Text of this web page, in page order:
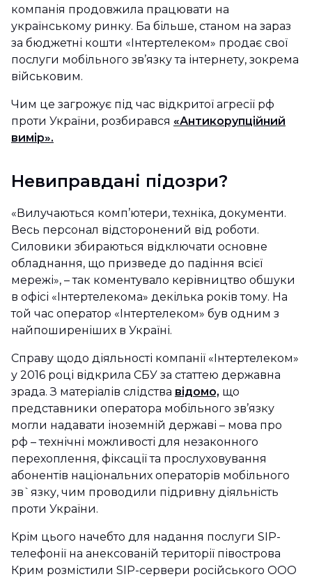
компанія продовжила працювати на
українському ринку. Ба більше, станом на зараз
за бюджетні кошти «Інтертелеком» продає свої
послуги мобільного зв’язку та інтернету, зокрема
військовим.
Чим це загрожує під час відкритої агресії рф
проти України, розбирався «Антикорупційний
вимір».
Невиправдані підозри?
«Вилучаються комп’ютери, техніка, документи.
Весь персонал відсторонений від роботи.
Силовики збираються відключати основне
обладнання, що призведе до падіння всієї
мережі», – так коментувало керівництво обшуки
в офісі «Інтертелекома» декілька років тому. На
той час оператор «Інтертелеком» був одним з
найпоширеніших в Україні.
Справу щодо діяльності компанії «Інтертелеком»
у 2016 році відкрила СБУ за статтею державна
зрада. З матеріалів слідства відомо, що
представники оператора мобільного зв’язку
могли надавати іноземній державі – мова про
рф – технічні можливості для незаконного
перехоплення, фіксації та прослуховування
абонентів національних операторів мобільного
зв`язку, чим проводили підривну діяльність
проти України.
Крім цього начебто для надання послуги SIP-
телефонії на анексованій території півострова
Крим розмістили SIP-сервери російського ООО